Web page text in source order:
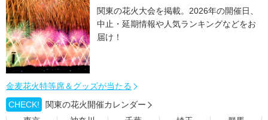
関東の花火大会を掲載。2026年の開催日、
中止・延期情報や人気ランキングなどをお
届け！
金麦花火特等席＆グッズが当たる
CHECK!
関東の花火開催カレンダー